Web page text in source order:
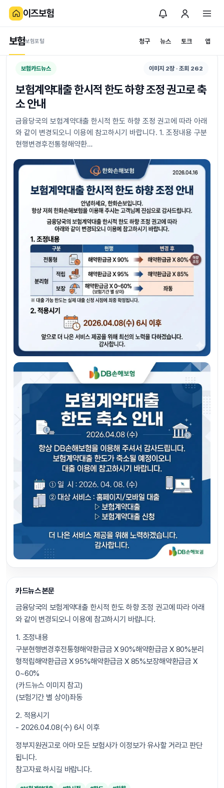
이즈보험
보험보험포털 청구 뉴스 토크 앱
보험카드뉴스 이미지 2장 · 조회 262
보험계약대출 한시적 한도 하향 조정 권고로 축
소 안내
금융당국의 보험계약대출 한시적 한도 하향 조정 권고에 따라 아래
와 같이 변경되오니 이용에 참고하시기 바랍니다. 1. 조정내용 구분
현행변경후전통형해약환…
카드뉴스 본문
금융당국의 보험계약대출 한시적 한도 하향 조정 권고에 따라 아래
와 같이 변경되오니 이용에 참고하시기 바랍니다.
1. 조정내용
구분현행변경후전통형해약환급금 X 90%해약환급금 X 80%분리
형적립해약환급금 X 95%해약환급금 X 85%보장해약환급금 X
0~60%
(카드뉴스 이미지 참고)
(보험기간 별 상이)좌동
2. 적용시기
- 2026.04.08(수) 6시 이후
정부지원권고로 아마 모든 보험사가 이정보가 유사할 거라고 판단
됩니다.
참고자료 하시길 바랍니다.